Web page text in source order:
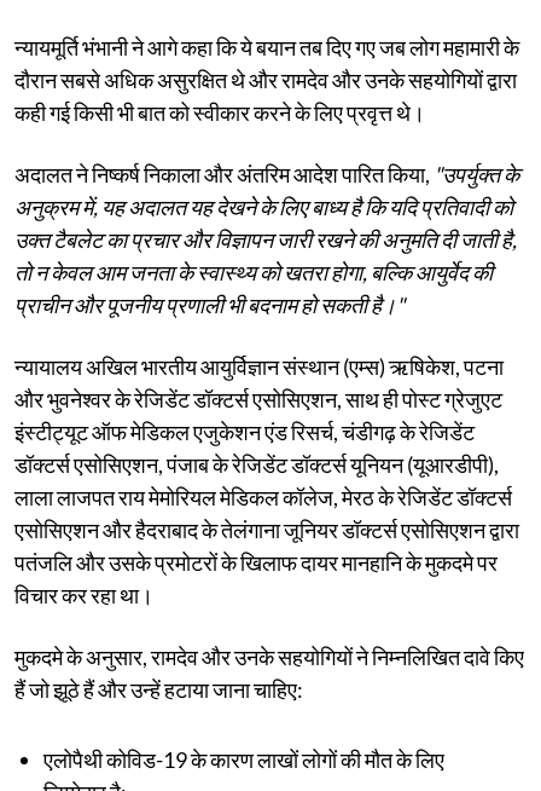
न्यायमूर्ति भंभानी ने आगे कहा कि ये बयान तब दिए गए जब लोग महामारी के
दौरान सबसे अधिक असुरक्षित थे और रामदेव और उनके सहयोगियों द्वारा
कही गई किसी भी बात को स्वीकार करने के लिए प्रवृत्त थे।
अदालत ने निष्कर्ष निकाला और अंतरिम आदेश पारित किया, "उपर्युक्त के
अनुक्रम में, यह अदालत यह देखने के लिए बाध्य है कि यदि प्रतिवादी को
उक्त टैबलेट का प्रचार और विज्ञापन जारी रखने की अनुमति दी जाती है,
तो न केवल आम जनता के स्वास्थ्य को खतरा होगा, बल्कि आयुर्वेद की
प्राचीन और पूजनीय प्रणाली भी बदनाम हो सकती है।"
न्यायालय अखिल भारतीय आयुर्विज्ञान संस्थान (एम्स) ऋषिकेश, पटना
और भुवनेश्वर के रेजिडेंट डॉक्टर्स एसोसिएशन, साथ ही पोस्ट ग्रेजुएट
इंस्टीट्यूट ऑफ मेडिकल एजुकेशन एंड रिसर्च, चंडीगढ़ के रेजिडेंट
डॉक्टर्स एसोसिएशन, पंजाब के रेजिडेंट डॉक्टर्स यूनियन (यूआरडीपी),
लाला लाजपत राय मेमोरियल मेडिकल कॉलेज, मेरठ के रेजिडेंट डॉक्टर्स
एसोसिएशन और हैदराबाद के तेलंगाना जूनियर डॉक्टर्स एसोसिएशन द्वारा
पतंजलि और उसके प्रमोटरों के खिलाफ दायर मानहानि के मुकदमे पर
विचार कर रहा था।
मुकदमे के अनुसार, रामदेव और उनके सहयोगियों ने निम्नलिखित दावे किए
हैं जो झूठे हैं और उन्हें हटाया जाना चाहिए:
एलोपैथी कोविड-19 के कारण लाखों लोगों की मौत के लिए